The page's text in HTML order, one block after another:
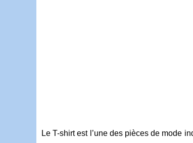
Le T-shirt est l’une des pièces de mode